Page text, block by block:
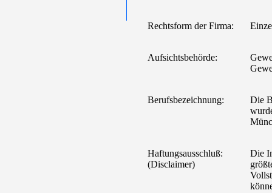
Rechtsform der Firma:
Aufsichtsbehörde:
Berufsbezeichnung:
Die
Haftungsausschluß:
(Disclaimer)
Die